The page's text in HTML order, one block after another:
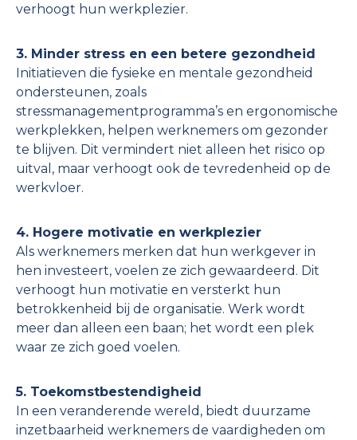
verhoogt hun werkplezier.
3. Minder stress en een betere gezondheid
Initiatieven die fysieke en mentale gezondheid
ondersteunen, zoals
stressmanagementprogramma’s en ergonomische
werkplekken, helpen werknemers om gezonder
te blijven. Dit vermindert niet alleen het risico op
uitval, maar verhoogt ook de tevredenheid op de
werkvloer.
4. Hogere motivatie en werkplezier
Als werknemers merken dat hun werkgever in
hen investeert, voelen ze zich gewaardeerd. Dit
verhoogt hun motivatie en versterkt hun
betrokkenheid bij de organisatie. Werk wordt
meer dan alleen een baan; het wordt een plek
waar ze zich goed voelen.
5. Toekomstbestendigheid
In een veranderende wereld, biedt duurzame
inzetbaarheid werknemers de vaardigheden om